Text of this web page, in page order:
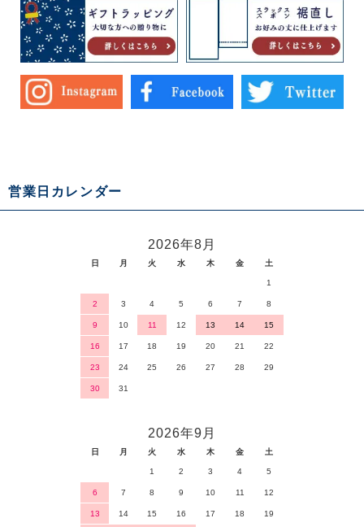
営業日カレンダー
2026年8月
日 月 火 水 木 金 土
1
2 3 4 5 6 7 8
9 10 11 12 13 14 15
16 17 18 19 20 21 22
23 24 25 26 27 28 29
30 31
2026年9月
日 月 火 水 木 金 土
1 2 3 4 5
6 7 8 9 10 11 12
13 14 15 16 17 18 19